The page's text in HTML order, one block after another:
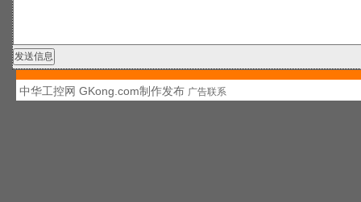
中华工控网 GKong.com制作发布 广告联系